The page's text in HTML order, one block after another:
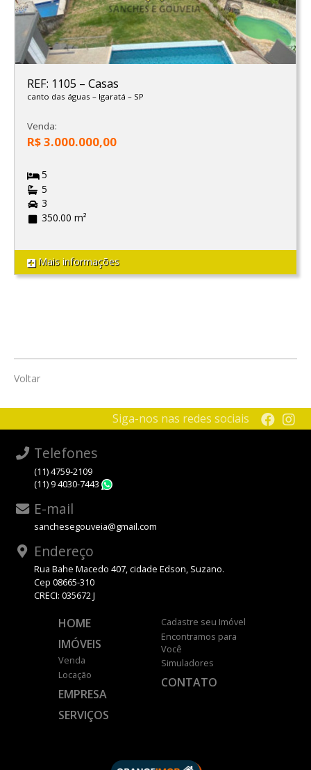
REF: 1105 – Casas
canto das águas – Igaratá – SP
Venda:
R$ 3.000.000,00
5
5
3
350.00 m²
Mais informações
Voltar
Siga-nos nas redes sociais
Telefones
(11) 4759-2109
(11) 9 4030-7443
E-mail
sanchesegouveia@gmail.com
Endereço
Rua Bahe Macedo 407, cidade Edson, Suzano.
Cep 08665-310
CRECI: 035672 J
HOME
IMÓVEIS
Venda
Locação
EMPRESA
SERVIÇOS
Cadastre seu Imóvel
Encontramos para
Você
Simuladores
CONTATO